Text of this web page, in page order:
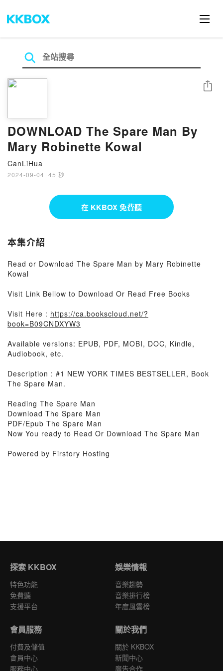
DOWNLOAD The Spare Man By
Mary Robinette Kowal
CanLiHua
2024-09-04 · 45 秒
分享
在 KKBOX 免費聽
本集介紹
Read or Download The Spare Man by Mary Robinette
Kowal
Visit Link Bellow to Download Or Read Free Books
Visit Here : https://ca.bookscloud.net/?
book=B09CNDXYW3
Available versions: EPUB, PDF, MOBI, DOC, Kindle,
Audiobook, etc.
Description : #1 NEW YORK TIMES BESTSELLER, Book
The Spare Man.
Reading The Spare Man
Download The Spare Man
PDF/Epub The Spare Man
Now You ready to Read Or Download The Spare Man
Powered by Firstory Hosting
探索 KKBOX
特色功能
免費聽
支援平台
娛樂情報
音樂趨勢
音樂排行榜
年度風雲榜
會員服務
付費及儲值
會員中心
服務中心
關於我們
關於 KKBOX
新聞中心
廣告合作